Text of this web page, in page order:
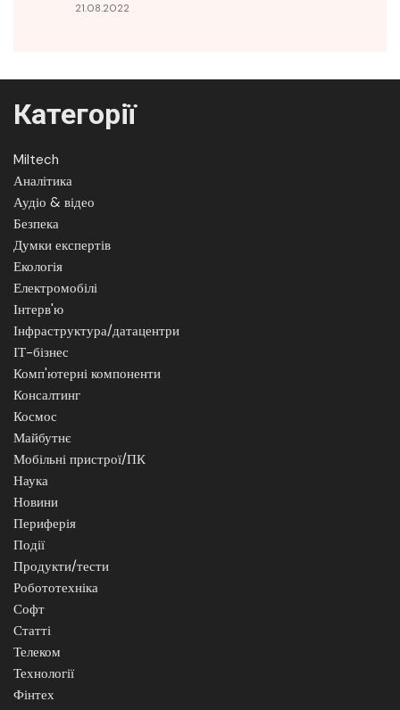
21.08.2022
Категорії
Miltech
Аналітика
Аудіо & відео
Безпека
Думки експертів
Екологія
Електромобілі
Інтерв'ю
Інфраструктура/датацентри
ІТ-бізнес
Комп'ютерні компоненти
Консалтинг
Космос
Майбутнє
Мобільні пристрої/ПК
Наука
Новини
Периферія
Події
Продукти/тести
Робототехніка
Софт
Статті
Телеком
Технології
Фінтех